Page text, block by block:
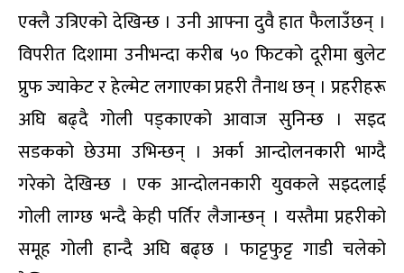
एक्लै उत्रिएको देखिन्छ । उनी आफ्ना दुवै हात फैलाउँछन् ।
विपरीत दिशामा उनीभन्दा करीब ५० फिटको दूरीमा बुलेट
प्रुफ ज्याकेट र हेल्मेट लगाएका प्रहरी तैनाथ छन् । प्रहरीहरू
अघि बढ्दै गोली पड्काएको आवाज सुनिन्छ । सइद
सडकको छेउमा उभिन्छन् । अर्का आन्दोलनकारी भाग्दै
गरेको देखिन्छ । एक आन्दोलनकारी युवकले सइदलाई
गोली लाग्छ भन्दै केही पर्तिर लैजान्छन् । यस्तैमा प्रहरीको
समूह गोली हान्दै अघि बढ्छ । फाट्टफुट्ट गाडी चलेको